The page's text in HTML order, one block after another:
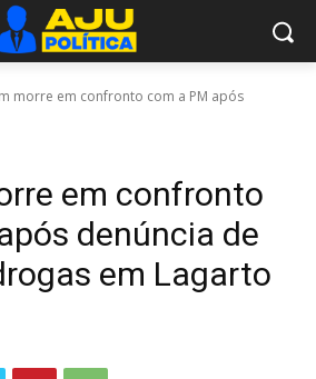
morre em confronto com a PM após
em confronto
denúncia de
em Lagarto